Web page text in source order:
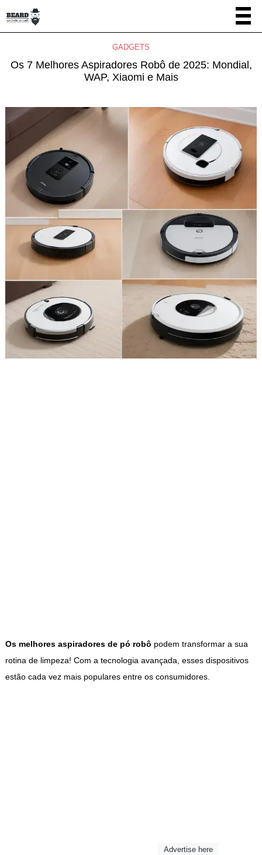
GADGETS
Os 7 Melhores Aspiradores Robô de 2025: Mondial,
WAP, Xiaomi e Mais
Os melhores aspiradores de pó robô podem transformar a sua
rotina de limpeza! Com a tecnologia avançada, esses dispositivos
estão cada vez mais populares entre os consumidores.
Advertise here